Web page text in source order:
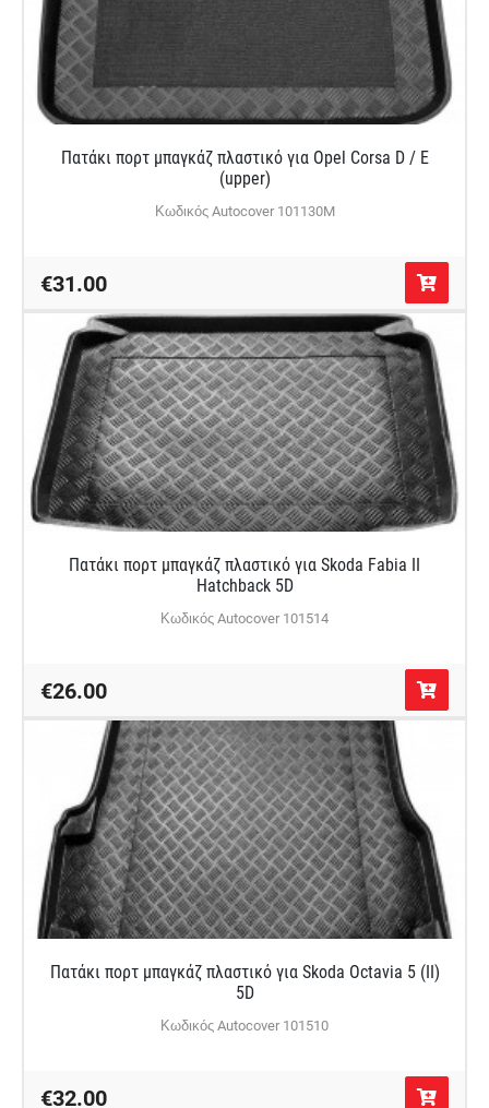
Πατάκι πορτ μπαγκάζ πλαστικό για Opel Corsa D / E
(upper)
Κωδικός Autocover 101130M
€31.00
Πατάκι πορτ μπαγκάζ πλαστικό για Skoda Fabia II
Hatchback 5D
Κωδικός Autocover 101514
€26.00
Πατάκι πορτ μπαγκάζ πλαστικό για Skoda Octavia 5 (II)
5D
Κωδικός Autocover 101510
€32.00